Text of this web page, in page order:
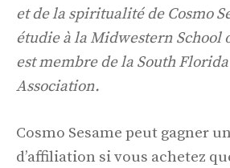
et de la spiritualité de Cosmo
étudie à la Midwestern School
est membre de la South
Association.
Cosmo Sesame peut gagner
d’affiliation si vous achetez